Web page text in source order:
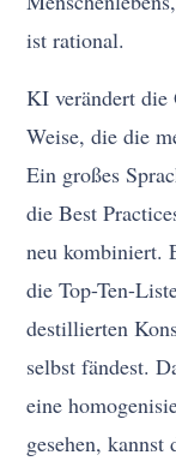
ist rational.
KI verändert die
Weise, die die
Ein großes
die Best
neu kombiniert.
die Top-Ten-
destillierten
selbst fändest.
eine
gesehen,